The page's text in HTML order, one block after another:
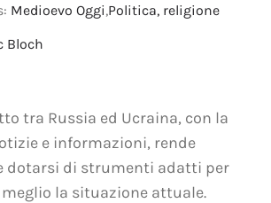
Medioevo Oggi,Politica, religione
Bloch
tra Russia ed Ucraina, con la
e informazioni, rende
dotarsi di strumenti adatti per
la situazione attuale.